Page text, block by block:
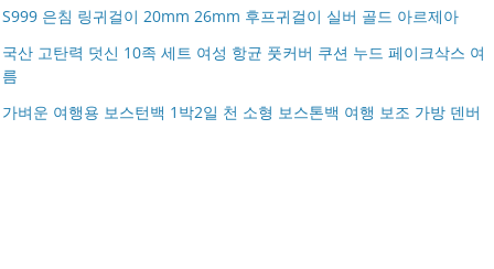
S999 은침 링귀걸이 20mm 26mm 후프귀걸이 실버 골드 아르제아
국산 고탄력 덧신 10족 세트 여성 항균 풋커버 쿠션 누드 페이크삭스 여
름
가벼운 여행용 보스턴백 1박2일 천 소형 보스톤백 여행 보조 가방 덴버
아키베리 몽프레 파우치 / 스트랩 미니 파우치 여행용 화장
품 수납
제미로디 투스티 다각형 명품 콤비 뿔테안경 코받침 남자